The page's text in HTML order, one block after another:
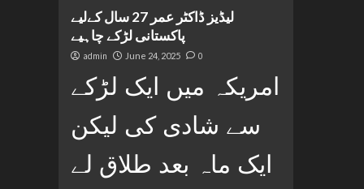
لیڈیز ڈاکٹر عمر 27 سال کےلیے
پاکستانی لڑکے چاہیے
admin June 24, 2025 0
امریکہ میں ایک لڑکے
سے شادی کی لیکن
ایک ماہ بعد طلاق لے